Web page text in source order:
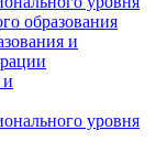
образования
и
и
уровня